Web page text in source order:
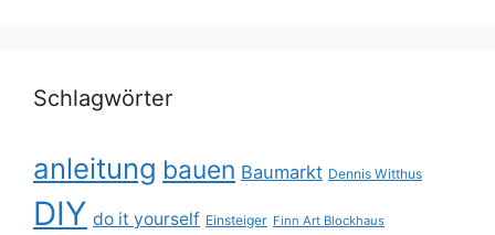
Schlagwörter
anleitung bauen Baumarkt Dennis Witthus
DIY do it yourself Einsteiger Finn Art Blockhaus